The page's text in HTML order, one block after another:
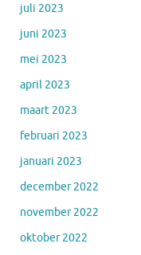
juli 2023
juni 2023
mei 2023
april 2023
maart 2023
februari 2023
januari 2023
december 2022
november 2022
oktober 2022